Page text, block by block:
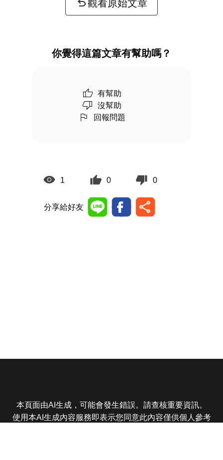
觀看原始文章
你覺得這篇文章有幫助嗎？
有幫助
沒幫助
回報問題
1 0 0
分享給好友
本頁面由AI生成，可能會發生錯誤。請查核重要資訊。
使用本AI生成內容服務即表示您同意此內容僅供個人參考